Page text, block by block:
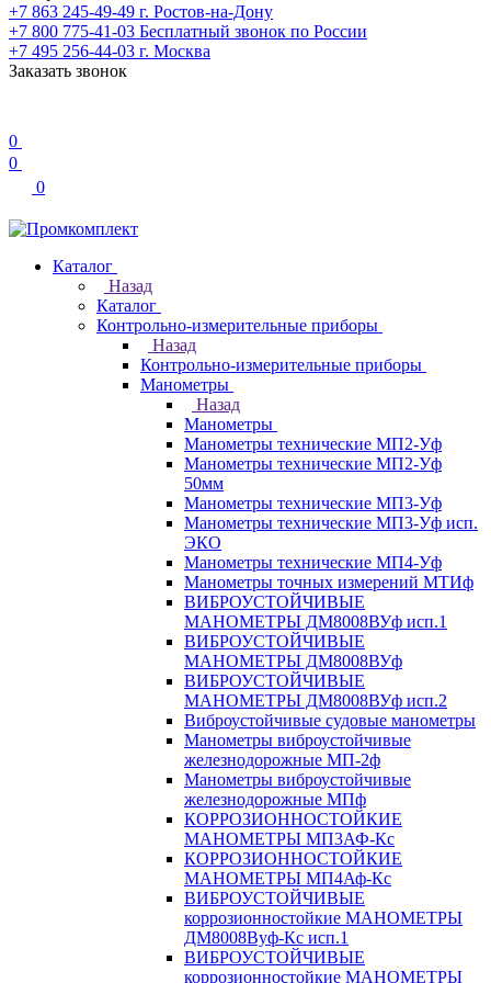
+7 863 245-49-49 г. Ростов-на-Дону
+7 800 775-41-03 Бесплатный звонок по России
+7 495 256-44-03 г. Москва
Заказать звонок
0
0
0
Каталог
Назад
Каталог
Контрольно-измерительные приборы
Назад
Контрольно-измерительные приборы
Манометры
Назад
Манометры
Манометры технические МП2-Уф
Манометры технические МП2-Уф
50мм
Манометры технические МП3-Уф
Манометры технические МП3-Уф исп.
ЭКО
Манометры технические МП4-Уф
Манометры точных измерений МТИф
ВИБРОУСТОЙЧИВЫЕ
МАНОМЕТРЫ ДМ8008ВУф исп.1
ВИБРОУСТОЙЧИВЫЕ
МАНОМЕТРЫ ДМ8008ВУф
ВИБРОУСТОЙЧИВЫЕ
МАНОМЕТРЫ ДМ8008ВУф исп.2
Виброустойчивые судовые манометры
Манометры виброустойчивые
железнодорожные МП-2ф
Манометры виброустойчивые
железнодорожные МПф
КОРРОЗИОННОСТОЙКИЕ
МАНОМЕТРЫ МП3АФ-Кс
КОРРОЗИОННОСТОЙКИЕ
МАНОМЕТРЫ МП4Аф-Кс
ВИБРОУСТОЙЧИВЫЕ
коррозионностойкие МАНОМЕТРЫ
ДМ8008Вуф-Кс исп.1
ВИБРОУСТОЙЧИВЫЕ
коррозионностойкие МАНОМЕТРЫ